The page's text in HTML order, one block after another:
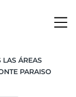
ÁREAS
PARAISO